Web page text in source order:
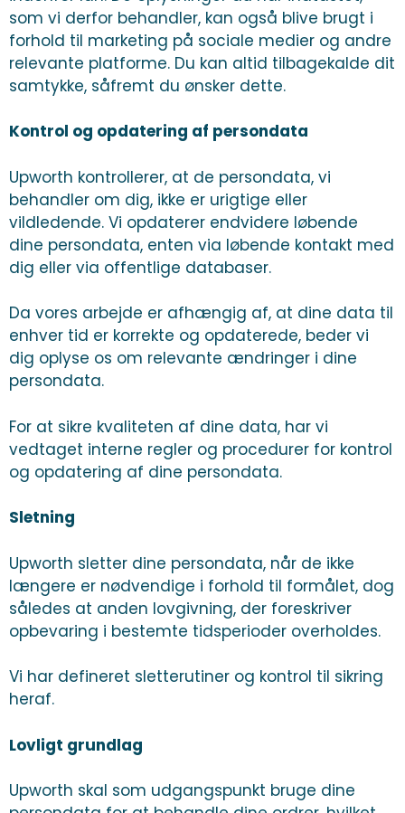
som vi derfor behandler, kan også blive brugt i
forhold til marketing på sociale medier og andre
relevante platforme. Du kan altid tilbagekalde dit
samtykke, såfremt du ønsker dette.
Kontrol og opdatering af persondata
Upworth kontrollerer, at de persondata, vi
behandler om dig, ikke er urigtige eller
vildledende. Vi opdaterer endvidere løbende
dine persondata, enten via løbende kontakt med
dig eller via offentlige databaser.
Da vores arbejde er afhængig af, at dine data til
enhver tid er korrekte og opdaterede, beder vi
dig oplyse os om relevante ændringer i dine
persondata.
For at sikre kvaliteten af dine data, har vi
vedtaget interne regler og procedurer for kontrol
og opdatering af dine persondata.
Sletning
Upworth sletter dine persondata, når de ikke
længere er nødvendige i forhold til formålet, dog
således at anden lovgivning, der foreskriver
opbevaring i bestemte tidsperioder overholdes.
Vi har defineret sletterutiner og kontrol til sikring
heraf.
Lovligt grundlag
Upworth skal som udgangspunkt bruge dine